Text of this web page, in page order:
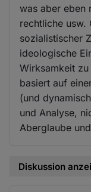
was aber eben
rechtliche usw.
sozialistischer
ideologische
Wirksamkeit
basiert auf
(und
und Analyse,
Aberglaube
Diskussion